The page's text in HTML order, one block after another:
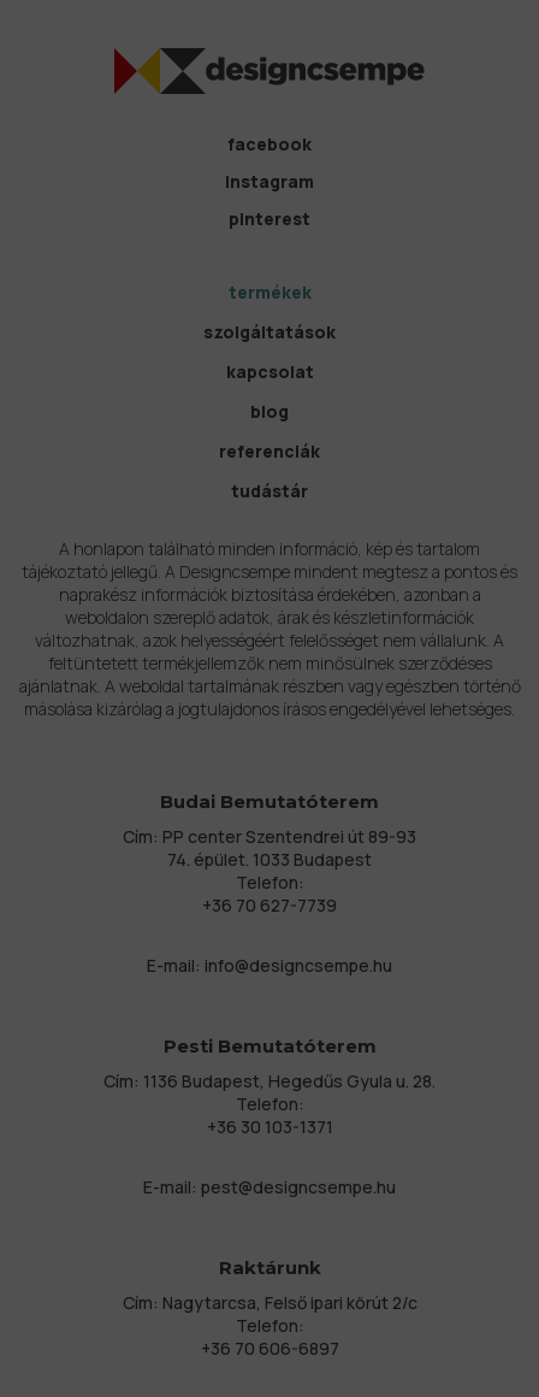
facebook
instagram
pinterest
termékek
szolgáltatások
kapcsolat
blog
referenciák
tudástár
A honlapon található minden információ, kép és tartalom
tájékoztató jellegű. A Designcsempe mindent megtesz a pontos és
naprakész információk biztosítása érdekében, azonban a
weboldalon szereplő adatok, árak és készletinformációk
változhatnak, azok helyességéért felelősséget nem vállalunk. A
feltüntetett termékjellemzők nem minősülnek szerződéses
ajánlatnak. A weboldal tartalmának részben vagy egészben történő
másolása kizárólag a jogtulajdonos írásos engedélyével lehetséges.
Budai Bemutatóterem
Cím: PP center Szentendrei út 89-93
74. épület. 1033 Budapest
Telefon:
+36 70 627-7739
E-mail: info@designcsempe.hu
Pesti Bemutatóterem
Cím: 1136 Budapest, Hegedűs Gyula u. 28.
Telefon:
+36 30 103-1371
E-mail: pest@designcsempe.hu
Raktárunk
Cím: Nagytarcsa, Felső ipari körút 2/c
Telefon:
+36 70 606-6897